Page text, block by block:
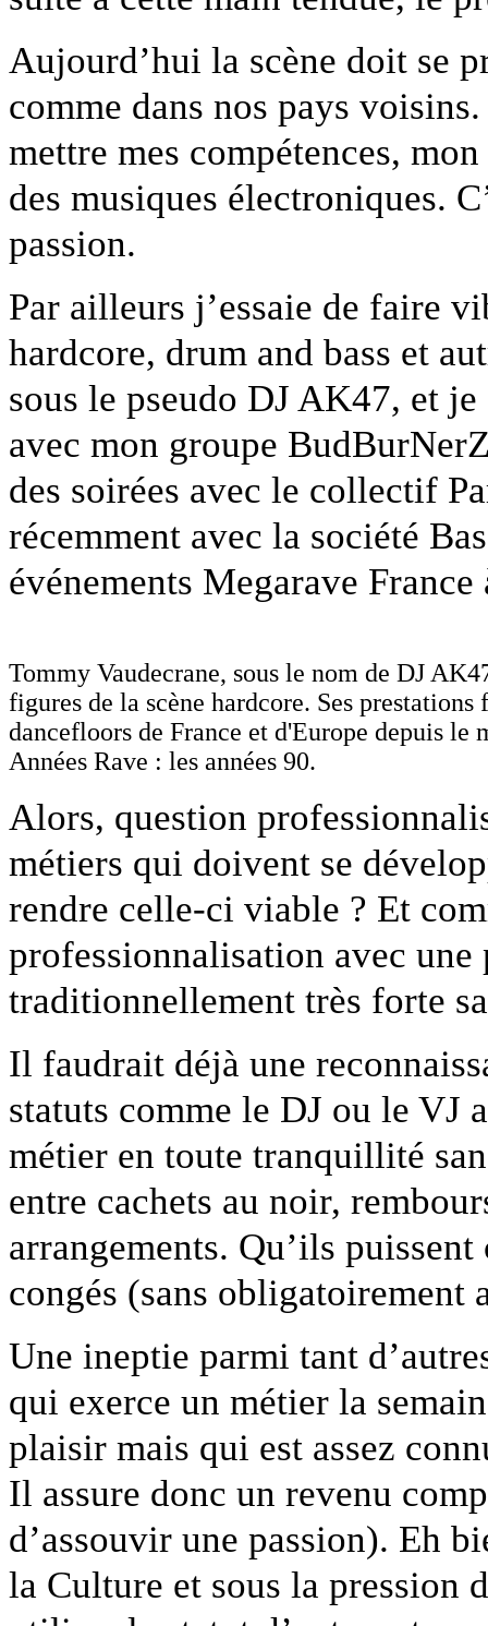
Aujourd’hui la scène doit se
comme dans nos pays
mettre mes compétences,
des musiques électroniques.
passion.
Par ailleurs j’essaie de faire
hardcore, drum and bass et
sous le pseudo DJ AK47, et
avec mon groupe
des soirées avec le collectif
récemment avec la société
événements Megarave
Tommy Vaudecrane, sous le nom de DJ
figures de la scène hardcore. Ses prestations
dancefloors de France et d'Europe depuis le
Années Rave : les années 90.
Alors, question
métiers qui doivent se
rendre celle-ci viable ? Et
professionnalisation avec une
traditionnellement très forte
Il faudrait déjà une
statuts comme le DJ ou le VJ
métier en toute tranquillité
entre cachets au noir,
arrangements. Qu’ils
congés (sans
Une ineptie parmi tant
qui exerce un métier la
plaisir mais qui est assez
Il assure donc un revenu
d’assouvir une passion). Eh
la Culture et sous la pression